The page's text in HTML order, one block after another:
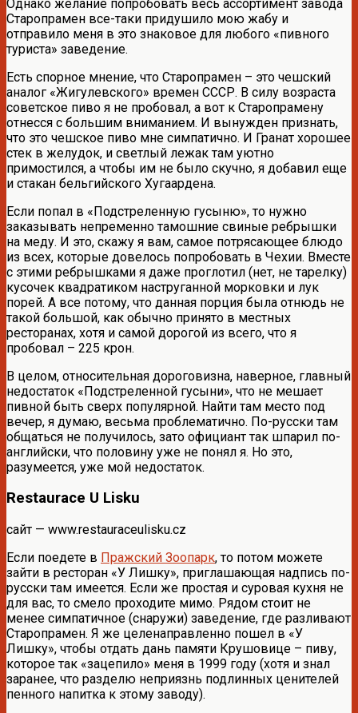
Однако желание попробовать весь ассортимент завода
Старопрамен все-таки придушило мою жабу и
отправило меня в это знаковое для любого «пивного
туриста» заведение.
Есть спорное мнение, что Старопрамен – это чешский
аналог «Жигулевского» времен СССР. В силу возраста
советское пиво я не пробовал, а вот к Старопрамену
отнесся с большим вниманием. И вынужден признать,
что это чешское пиво мне симпатично. И Гранат хорошее
стек в желудок, и светлый лежак там уютно
примостился, а чтобы им не было скучно, я добавил еще
и стакан бельгийского Хугаардена.
Если попал в «Подстреленную гусыню», то нужно
заказывать непременно тамошние свиные ребрышки
на меду. И это, скажу я вам, самое потрясающее блюдо
из всех, которые довелось попробовать в Чехии. Вместе
с этими ребрышками я даже проглотил (нет, не тарелку)
кусочек квадратиком наструганной морковки и лук
порей. А все потому, что данная порция была отнюдь не
такой большой, как обычно принято в местных
ресторанах, хотя и самой дорогой из всего, что я
пробовал – 225 крон.
В целом, относительная дороговизна, наверное, главный
недостаток «Подстреленной гусыни», что не мешает
пивной быть сверх популярной. Найти там место под
вечер, я думаю, весьма проблематично. По-русски там
общаться не получилось, зато официант так шпарил по-
английски, что половину уже не понял я. Но это,
разумеется, уже мой недостаток.
Restaurace U Lisku
сайт — www.restauraceulisku.cz
Если поедете в Пражский Зоопарк, то потом можете
зайти в ресторан «У Лишку», приглашающая надпись по-
русски там имеется. Если же простая и суровая кухня не
для вас, то смело проходите мимо. Рядом стоит не
менее симпатичное (снаружи) заведение, где разливают
Старопрамен. Я же целенаправленно пошел в «У
Лишку», чтобы отдать дань памяти Крушовице – пиву,
которое так «зацепило» меня в 1999 году (хотя и знал
заранее, что разделю неприязнь подлинных ценителей
пенного напитка к этому заводу).